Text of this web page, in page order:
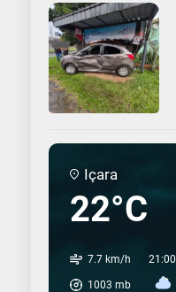
Içara
22°C
7.7 km/h
1003 mb
21:00